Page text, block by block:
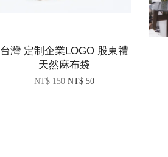
台灣 定制企業LOGO 股東禮
天然麻布袋
NT$ 150NT$ 50